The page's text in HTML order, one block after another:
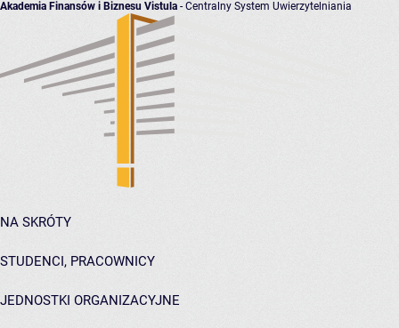
Akademia Finansów i Biznesu Vistula - Centralny System Uwierzytelniania
NA SKRÓTY
STUDENCI, PRACOWNICY
JEDNOSTKI ORGANIZACYJNE